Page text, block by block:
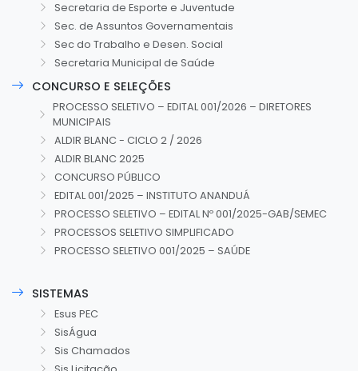
Secretaria de Esporte e Juventude
Sec. de Assuntos Governamentais
Sec do Trabalho e Desen. Social
Secretaria Municipal de Saúde
CONCURSO E SELEÇÕES
PROCESSO SELETIVO – EDITAL 001/2026 – DIRETORES
MUNICIPAIS
ALDIR BLANC - CICLO 2 / 2026
ALDIR BLANC 2025
CONCURSO PÚBLICO
EDITAL 001/2025 – INSTITUTO ANANDUÁ
PROCESSO SELETIVO – EDITAL Nº 001/2025-GAB/SEMEC
PROCESSOS SELETIVO SIMPLIFICADO
PROCESSO SELETIVO 001/2025 – SAÚDE
SISTEMAS
Esus PEC
SisÁgua
Sis Chamados